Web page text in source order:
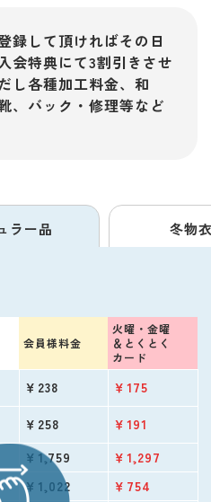
録して頂ければその日
会特典にて3割引きさせ
し各種加工料金、和
、バック・修理等など
ラー品 冬物
会員様料金
火曜・金曜
＆ とくとく
カード
￥238 ￥175
￥258 ￥191
￥1,759 ￥1,297
￥1,022 ￥754